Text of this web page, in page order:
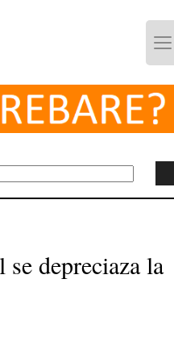
depreciaza la